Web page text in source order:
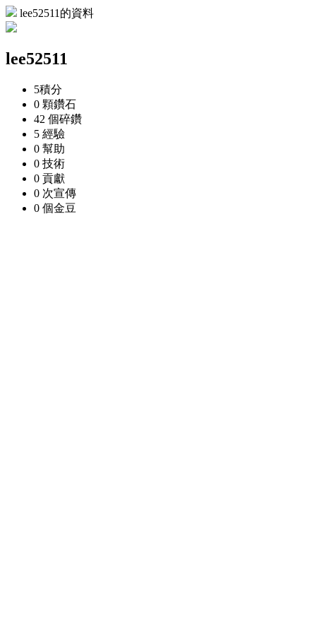
lee52511的資料
lee52511
5積分
0 顆鑽石
42 個碎鑽
5 經驗
0 幫助
0 技術
0 貢獻
0 次宣傳
0 個金豆